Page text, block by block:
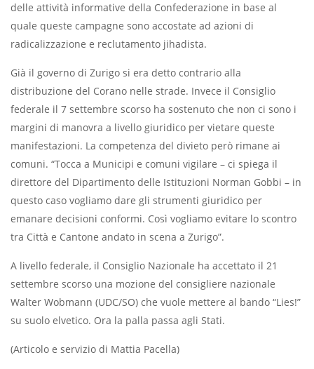
delle attività informative della Confederazione in base al
quale queste campagne sono accostate ad azioni di
radicalizzazione e reclutamento jihadista.
Già il governo di Zurigo si era detto contrario alla
distribuzione del Corano nelle strade. Invece il Consiglio
federale il 7 settembre scorso ha sostenuto che non ci sono i
margini di manovra a livello giuridico per vietare queste
manifestazioni. La competenza del divieto però rimane ai
comuni. “Tocca a Municipi e comuni vigilare – ci spiega il
direttore del Dipartimento delle Istituzioni Norman Gobbi – in
questo caso vogliamo dare gli strumenti giuridico per
emanare decisioni conformi. Così vogliamo evitare lo scontro
tra Città e Cantone andato in scena a Zurigo”.
A livello federale, il Consiglio Nazionale ha accettato il 21
settembre scorso una mozione del consigliere nazionale
Walter Wobmann (UDC/SO) che vuole mettere al bando “Lies!”
su suolo elvetico. Ora la palla passa agli Stati.
(Articolo e servizio di Mattia Pacella)